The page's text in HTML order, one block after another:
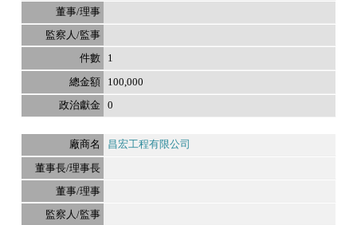
1
100,000
0
昌宏工程有限公司